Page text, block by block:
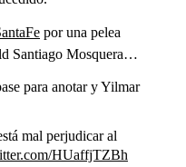
por una pelea
Santiago Mosquera…
para anotar y Yilmar
mal perjudicar al
HUaffjTZBh